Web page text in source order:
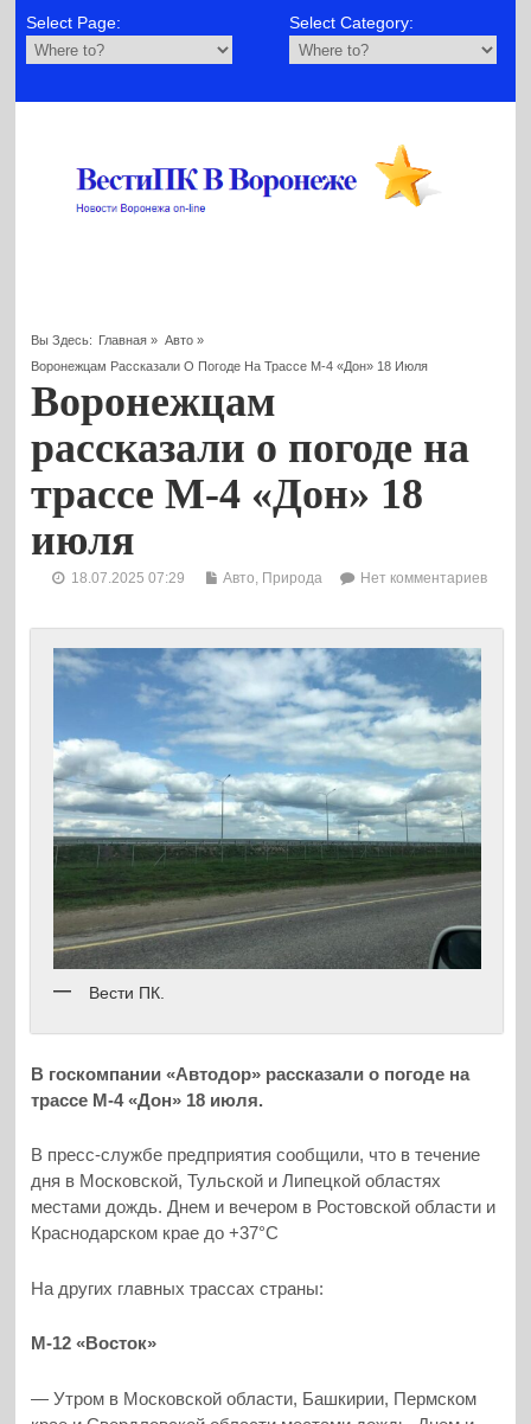
Select Page: Select Category:
Вы Здесь: Главная » Авто»
Воронежцам Рассказали О Погоде На Трассе М-4 «Дон» 18 Июля
Воронежцам
рассказали о погоде на
трассе М-4 «Дон» 18
июля
18.07.2025 07:29 Авто Природа Нет комментариев
Вести ПК.
В госкомпании «Автодор» рассказали о погоде на
трассе М-4 «Дон» 18 июля.
В пресс-службе предприятия сообщили, что в течение
дня в Московской, Тульской и Липецкой областях
местами дождь. Днем и вечером в Ростовской области и
Краснодарском крае до +37°С
На других главных трассах страны:
М-12 «Восток»
— Утром в Московской области, Башкирии, Пермском